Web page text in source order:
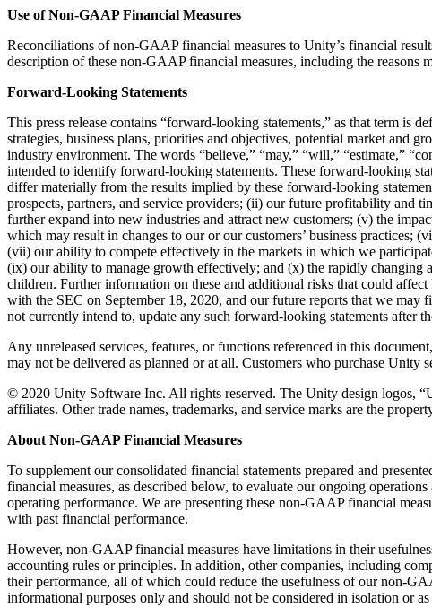
Use of Non-GAAP Financial Measures
Reconciliations of non-GAAP financial measures to Unity’s financial
description of these non-GAAP financial measures, including the reasons
Forward-Looking Statements
This press release contains “forward-looking statements,” as that term is
strategies, business plans, priorities and objectives, potential market and
industry environment. The words “believe,” “may,” “will,” “estimate,”
intended to identify forward-looking statements. These forward-looking
differ materially from the results implied by these forward-looking
prospects, partners, and service providers; (ii) our future profitability and
further expand into new industries and attract new customers; (v) the
which may result in changes to our or our customers’ business
(vii) our ability to compete effectively in the markets in which we
(ix) our ability to manage growth effectively; and (x) the rapidly changing
children. Further information on these and additional risks that could
with the SEC on September 18, 2020, and our future reports that we
not currently intend to, update any such forward-looking statements after
Any unreleased services, features, or functions referenced in this
may not be delivered as planned or at all. Customers who purchase Unity
© 2020 Unity Software Inc. All rights reserved. The Unity design logos,
affiliates. Other trade names, trademarks, and service marks are the
About Non-GAAP Financial Measures
To supplement our consolidated financial statements prepared and
financial measures, as described below, to evaluate our ongoing
operating performance. We are presenting these non-GAAP financial
with past financial performance.
However, non-GAAP financial measures have limitations in their
accounting rules or principles. In addition, other companies, including
their performance, all of which could reduce the usefulness of our non-
informational purposes only and should not be considered in isolation or